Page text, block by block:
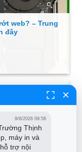
web? – Trung
đây
Windows? –
9/8/2026 09:56
Thịnh
máy in và
trợ nội